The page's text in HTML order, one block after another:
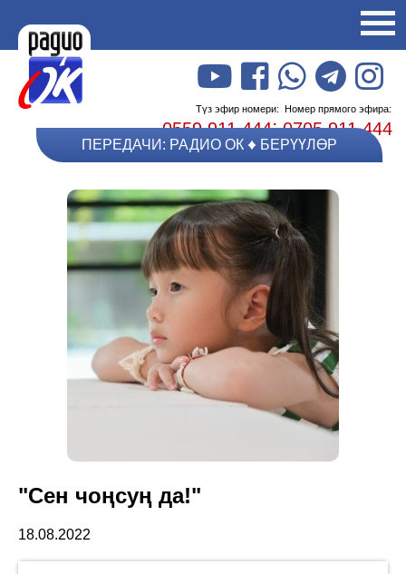
Түз эфир номери: Номер прямого эфира:
0559 911 444;0705 911 444
ПЕРЕДАЧИ: РАДИО ОК БЕРҮҮЛӨР
"Сен чоңсуң да!"
18.08.2022